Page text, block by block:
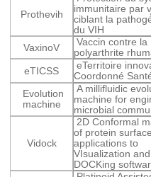
Prothevih
immunitaire par
ciblant la
du VIH
VaxinoV
Vaccin contre la
polyarthrite
eTICSS
eTerritoire
Coordonné
Evolution
machine
A millifluidic
machine for
microbial
Vidock
2D Conformal
of protein
applications to
VIsualization and
DOCKing